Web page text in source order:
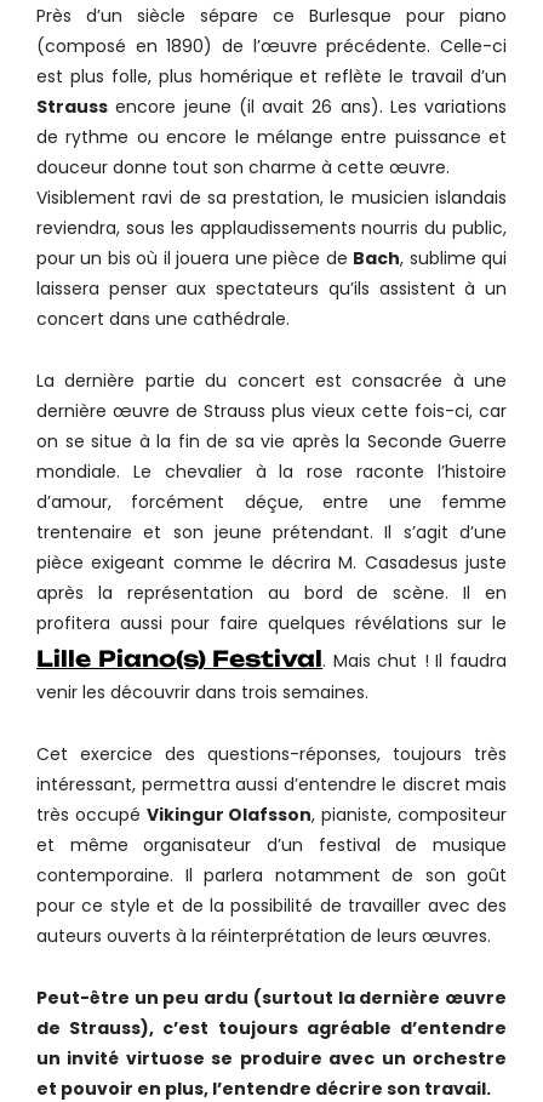
Près d’un siècle sépare ce Burlesque pour piano
(composé en 1890) de l’œuvre précédente. Celle-ci
est plus folle, plus homérique et reflète le travail d’un
Strauss encore jeune (il avait 26 ans). Les variations
de rythme ou encore le mélange entre puissance et
douceur donne tout son charme à cette œuvre.
Visiblement ravi de sa prestation, le musicien islandais
reviendra, sous les applaudissements nourris du public,
pour un bis où il jouera une pièce de Bach, sublime qui
laissera penser aux spectateurs qu’ils assistent à un
concert dans une cathédrale.
La dernière partie du concert est consacrée à une
dernière œuvre de Strauss plus vieux cette fois-ci, car
on se situe à la fin de sa vie après la Seconde Guerre
mondiale. Le chevalier à la rose raconte l’histoire
d’amour, forcément déçue, entre une femme
trentenaire et son jeune prétendant. Il s’agit d’une
pièce exigeant comme le décrira M. Casadesus juste
après la représentation au bord de scène. Il en
profitera aussi pour faire quelques révélations sur le
Lille Piano(s) Festival. Mais chut ! Il faudra
venir les découvrir dans trois semaines.
Cet exercice des questions-réponses, toujours très
intéressant, permettra aussi d’entendre le discret mais
très occupé Vikingur Olafsson, pianiste, compositeur
et même organisateur d’un festival de musique
contemporaine. Il parlera notamment de son goût
pour ce style et de la possibilité de travailler avec des
auteurs ouverts à la réinterprétation de leurs œuvres.
Peut-être un peu ardu (surtout la dernière œuvre
de Strauss), c’est toujours agréable d’entendre
un invité virtuose se produire avec un orchestre
et pouvoir en plus, l’entendre décrire son travail.